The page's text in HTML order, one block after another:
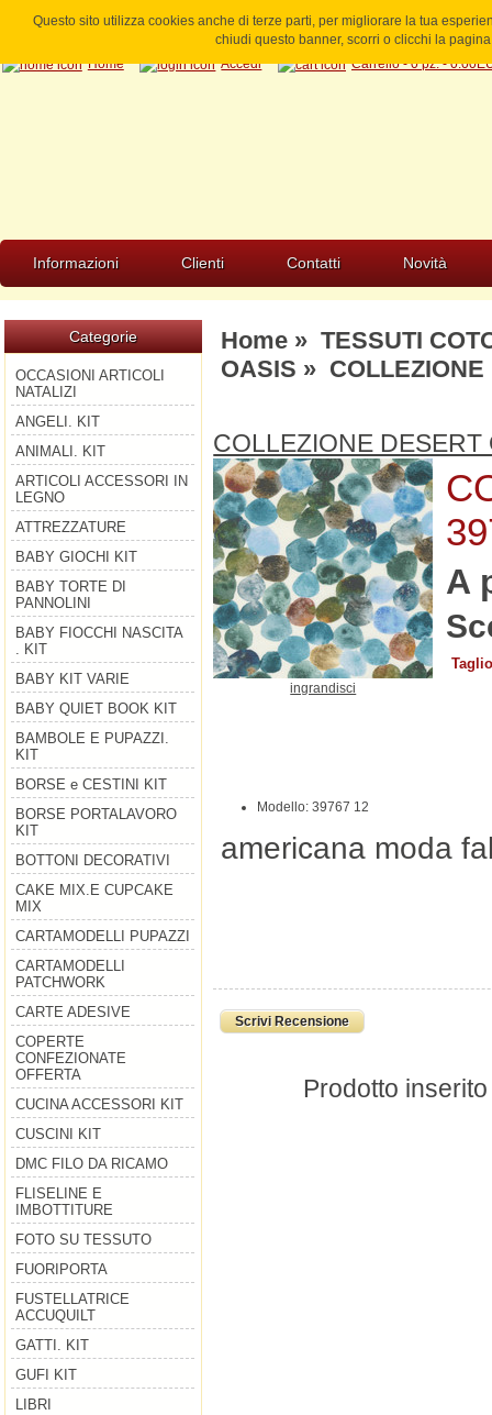
Questo sito utilizza cookies anche di terze parti, per migliorare la tua
chiudi questo banner, scorri o clicchi la
Home
Accedi Carrello - 0 pz. -
Informazioni Clienti Contatti Novità
Categorie
OCCASIONI ARTICOLI
NATALIZI
ANGELI. KIT
ANIMALI. KIT
ARTICOLI ACCESSORI IN
LEGNO
ATTREZZATURE
BABY GIOCHI KIT
BABY TORTE DI
PANNOLINI
BABY FIOCCHI NASCITA
. KIT
BABY KIT VARIE
BABY QUIET BOOK KIT
BAMBOLE E PUPAZZI.
KIT
BORSE e CESTINI KIT
BORSE PORTALAVORO
KIT
BOTTONI DECORATIVI
CAKE MIX.E CUPCAKE
MIX
CARTAMODELLI PUPAZZI
CARTAMODELLI
PATCHWORK
CARTE ADESIVE
COPERTE
CONFEZIONATE
OFFERTA
CUCINA ACCESSORI KIT
CUSCINI KIT
DMC FILO DA RICAMO
FLISELINE E
IMBOTTITURE
FOTO SU TESSUTO
FUORIPORTA
FUSTELLATRICE
ACCUQUILT
GATTI. KIT
GUFI KIT
LIBRI
Home» TESSUTI
OASIS » COLLEZIONE
COLLEZIONE DESERT
ingrandisci
A
Modello: 39767 12
americana moda
Scrivi Recensione
Prodotto